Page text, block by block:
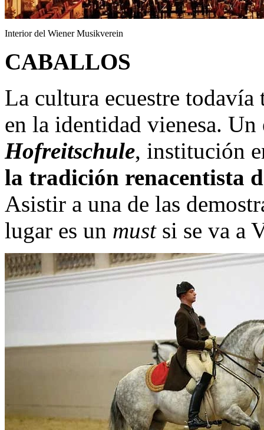
Interior del Wiener Musikverein
CABALLOS
La cultura ecuestre
en la identidad vienesa.
Hofreitschule, institución
la tradición renacentista
Asistir a una de las
lugar es un mustsi se va a